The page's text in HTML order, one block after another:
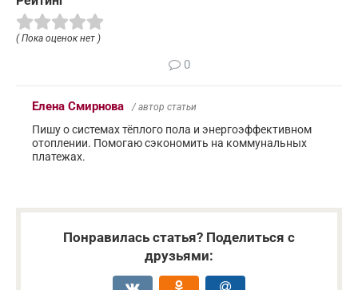
( Пока оценок нет )
0
Елена Смирнова / автор статьи
Пишу о системах тёплого пола и энергоэффективном
отоплении. Помогаю сэкономить на коммунальных
платежах.
Понравилась статья? Поделиться с
друзьями: